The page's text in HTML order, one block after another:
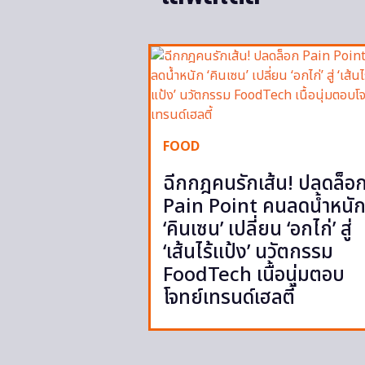
FOOD
ฉีกกฎคนรักเส้น! ปลดล็อก
Pain Point คนลดน้ำหนัก
‘คินเซน’ เปลี่ยน ‘อกไก่’ สู่
‘เส้นไร้แป้ง’ นวัตกรรม
FoodTech เนื้อนุ่มตอบ
โจทย์เทรนด์เฮลตี้